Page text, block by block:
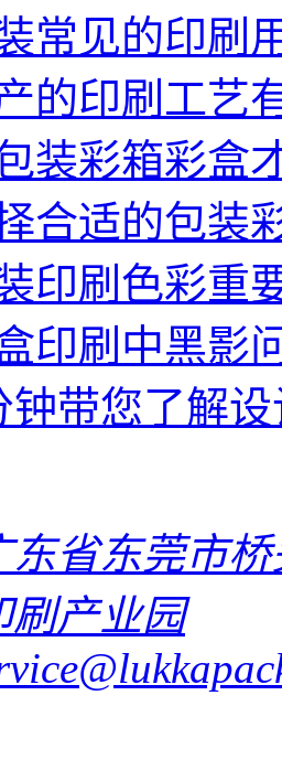
常见的印刷
的印刷工艺
装彩箱彩盒
合适的包装
印刷色彩重
印刷中黑影
钟带您了解
东省东莞市
刷产业园